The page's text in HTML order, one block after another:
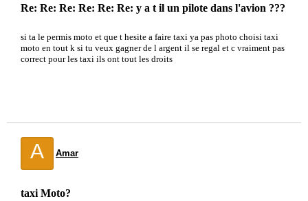
Re: Re: Re: Re: Re: Re: y a t il un pilote dans l'avion ???
si ta le permis moto et que t hesite a faire taxi ya pas photo choisi taxi
moto en tout k si tu veux gagner de l argent il se regal et c vraiment pas
correct pour les taxi ils ont tout les droits
A Amar
taxi Moto?